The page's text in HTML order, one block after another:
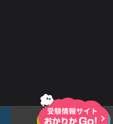
プライバシーポリシー